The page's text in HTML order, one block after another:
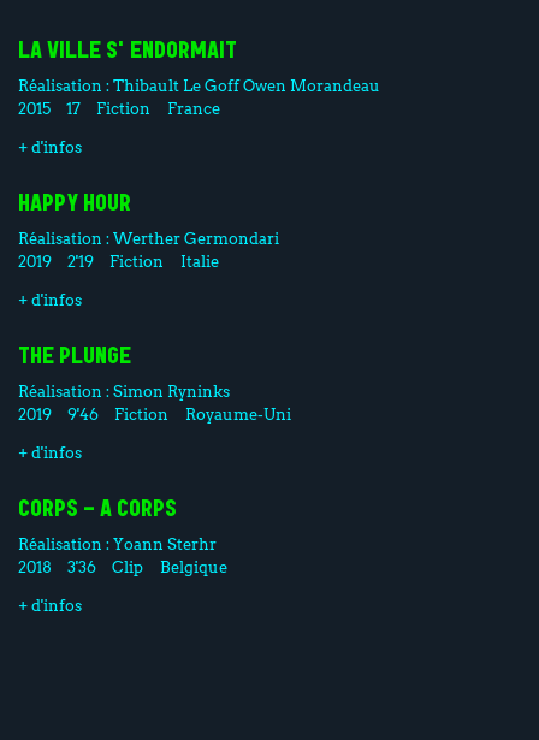
LA VILLE S'ENDORMAIT
Réalisation :Thibault Le GoffOwen Morandeau
2015
17 Fiction France
+ d'infos
HAPPY HOUR
Réalisation :Werther Germondari
2019
2'19 Fiction Italie
+ d'infos
THE PLUNGE
Réalisation :Simon Ryninks
2019
9'46 Fiction Royaume-Uni
+ d'infos
CORPS - A CORPS
Réalisation :Yoann Sterhr
2018
3'36 Clip Belgique
+ d'infos